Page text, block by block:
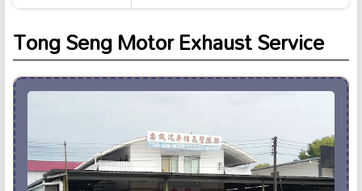
Tong Seng Motor Exhaust Service